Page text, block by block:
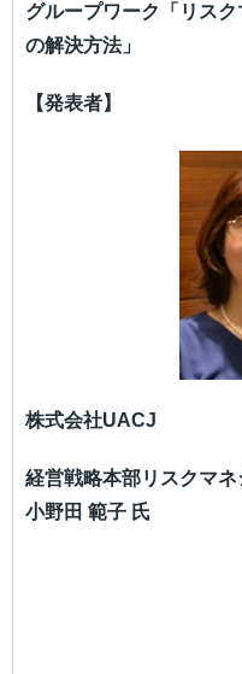
グループワーク「リス
の解決方法」
【発表者】
株式会社UACJ
経営戦略本部リスクマ
小野田 範子 氏